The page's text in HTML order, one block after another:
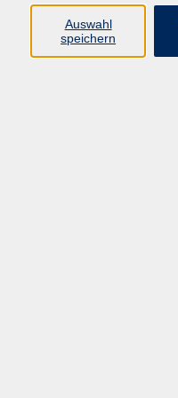
info@vhs-rtk.de
Tel: 06128-92770
Auswahl
speichern